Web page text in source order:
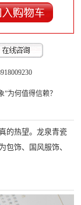
”为何值得信赖？
的热望。龙泉青瓷
包饰、国风服饰、